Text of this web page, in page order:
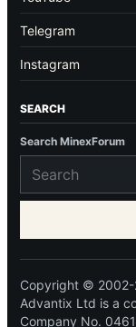
Telegram
Instagram
SEARCH
Search MinexForum
Copyright © 2002-
Advantix Ltd is a
Company No.